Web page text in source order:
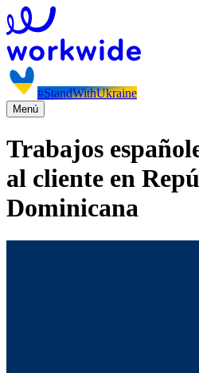
#StandWithUkraine
Menú
Trabajos
al cliente en
Dominicana